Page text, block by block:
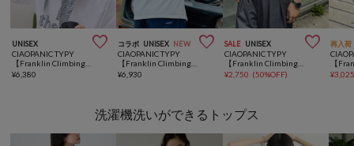
UNISEX 
CIAOPANIC TYPY
¥6,380
コラボ UNISEX NEW 
CIAOPANIC TYPY
¥6,930
SALE UNISEX 
CIAOPANIC TYPY
【Franklin Climbing】ブルドッグスケボー半袖Tee
¥2,750 (50%OFF)
再入荷
¥
洗濯機洗いができるトップス